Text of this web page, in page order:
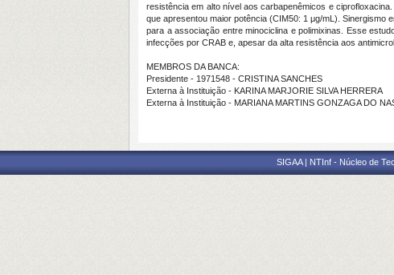
resistência em alto nível aos carbapenêmicos e
que apresentou maior potência (CIM50: 1 μg/mL). Sinergismo
para a associação entre minociclina e polimixinas. Esse
infecções por CRAB e, apesar da alta resistência aos
MEMBROS DA BANCA:
Presidente - 1971548 - CRISTINA SANCHES
Externa à Instituição - KARINA MARJORIE SILVA HERRERA
Externa à Instituição - MARIANA MARTINS GONZAGA DO
SIGAA | NTInf - Núcleo de